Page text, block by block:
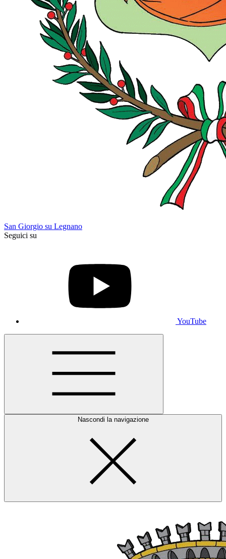
San Giorgio su Legnano
Seguici su
YouTube
Nascondi la navigazione